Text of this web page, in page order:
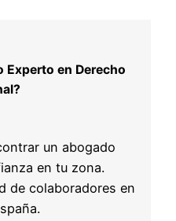
Experto en Derecho
un abogado
en tu zona.
de colaboradores en